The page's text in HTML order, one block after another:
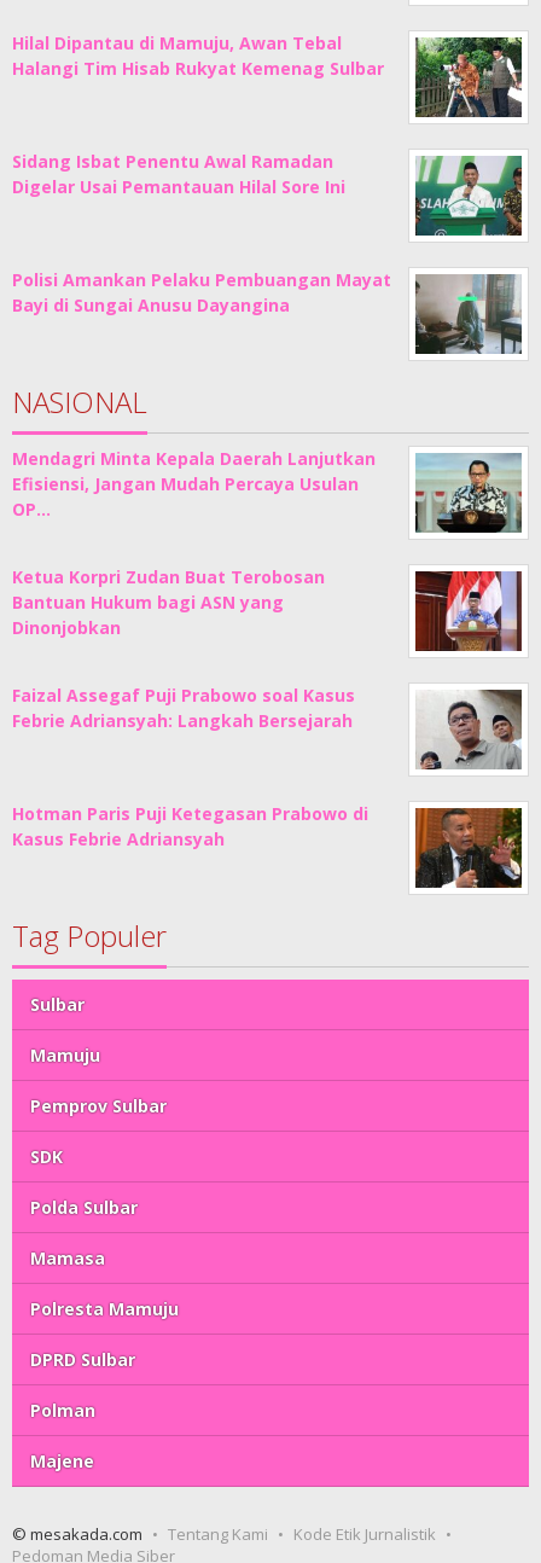
Hilal Dipantau di Mamuju, Awan Tebal
Halangi Tim Hisab Rukyat Kemenag Sulbar
Sidang Isbat Penentu Awal Ramadan
Digelar Usai Pemantauan Hilal Sore Ini
Polisi Amankan Pelaku Pembuangan Mayat
Bayi di Sungai Anusu Dayangina
NASIONAL
Mendagri Minta Kepala Daerah Lanjutkan
Efisiensi, Jangan Mudah Percaya Usulan
OP…
Ketua Korpri Zudan Buat Terobosan
Bantuan Hukum bagi ASN yang
Dinonjobkan
Faizal Assegaf Puji Prabowo soal Kasus
Febrie Adriansyah: Langkah Bersejarah
Hotman Paris Puji Ketegasan Prabowo di
Kasus Febrie Adriansyah
Tag Populer
Sulbar
Mamuju
Pemprov Sulbar
SDK
Polda Sulbar
Mamasa
Polresta Mamuju
DPRD Sulbar
Polman
Majene
© mesakada.com Tentang Kami
Kode Etik Jurnalistik
Pedoman Media Siber